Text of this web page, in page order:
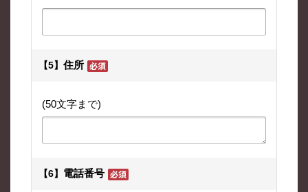
【5】 住所
(50文字まで)
【6】 電話番号